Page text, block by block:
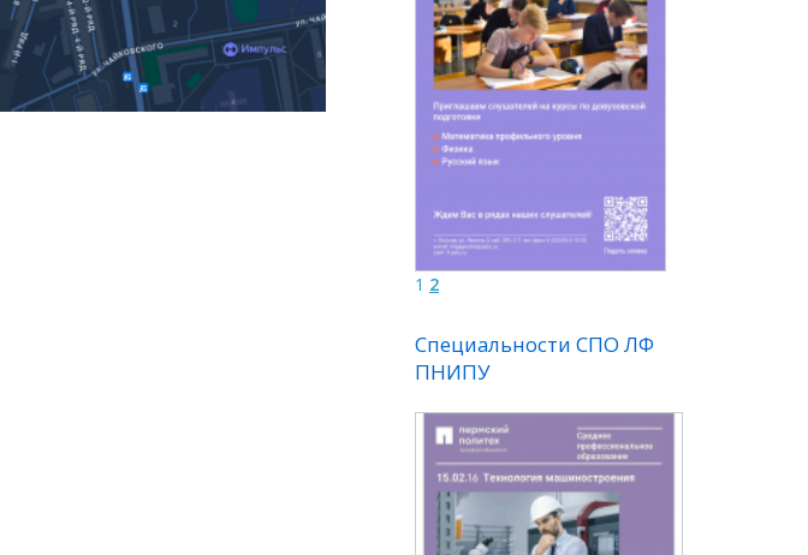
1 2
Специальности СПО ЛФ
ПНИПУ